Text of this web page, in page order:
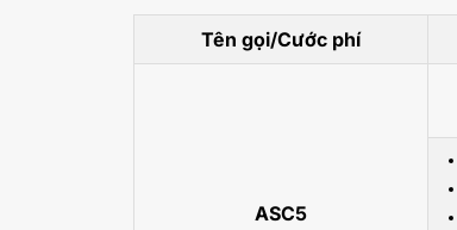
Tên gọi/Cước phí
ASC5